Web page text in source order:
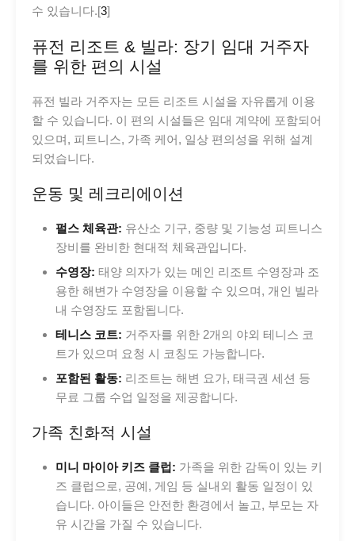
수 있습니다.[3]
퓨전 리조트 & 빌라: 장기 임대 거주자
를 위한 편의 시설
퓨전 빌라 거주자는 모든 리조트 시설을 자유롭게 이용
할 수 있습니다. 이 편의 시설들은 임대 계약에 포함되어
있으며, 피트니스, 가족 케어, 일상 편의성을 위해 설계
되었습니다.
운동 및 레크리에이션
펄스 체육관: 유산소 기구, 중량 및 기능성 피트니스
장비를 완비한 현대적 체육관입니다.
수영장: 태양 의자가 있는 메인 리조트 수영장과 조
용한 해변가 수영장을 이용할 수 있으며, 개인 빌라
내 수영장도 포함됩니다.
테니스 코트: 거주자를 위한 2개의 야외 테니스 코
트가 있으며 요청 시 코칭도 가능합니다.
포함된 활동: 리조트는 해변 요가, 태극권 세션 등
무료 그룹 수업 일정을 제공합니다.
가족 친화적 시설
미니 마이아 키즈 클럽: 가족을 위한 감독이 있는 키
즈 클럽으로, 공예, 게임 등 실내외 활동 일정이 있
습니다. 아이들은 안전한 환경에서 놀고, 부모는 자
유 시간을 가질 수 있습니다.